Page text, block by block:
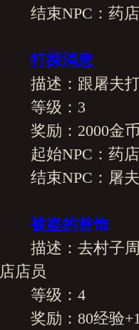
结束NPC：药
打探消息
描述：跟屠夫打
等级：3
奖励：2000金币
起始NPC：药
结束NPC：屠夫
被盗的首饰
描述：去村子周
店店员
等级：4
奖励：80经验